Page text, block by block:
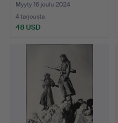
NAISTE…
Myyty 16 joulu 2024
4 tarjousta
48 USD